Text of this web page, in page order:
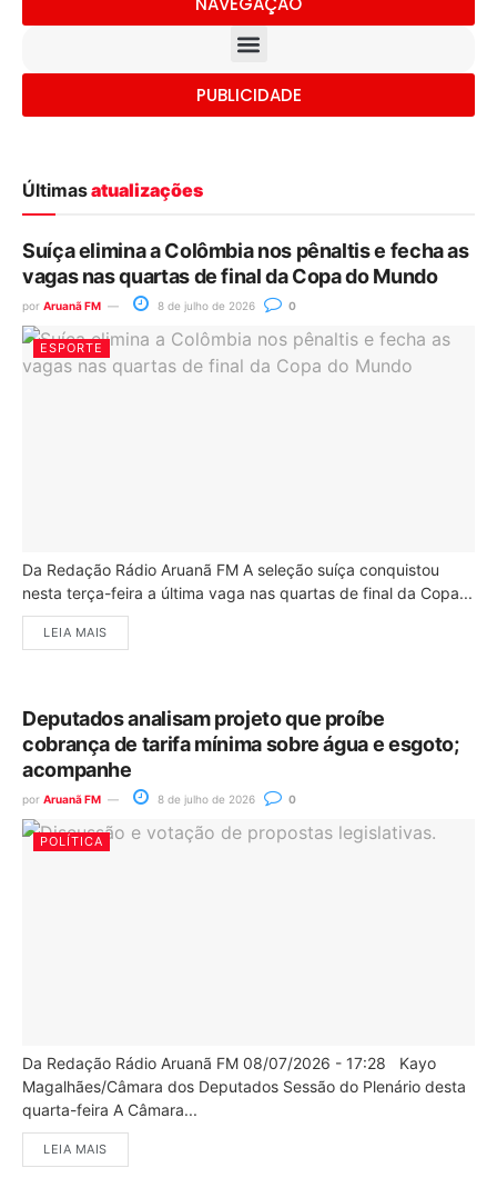
PUBLICIDADE
Últimasatualizações
Suíça elimina a Colômbia nos pênaltis e fecha as
vagas nas quartas de final da Copa do Mundo
por Aruanã FM 8 de julho de 2026 0
ESPORTE
Da Redação Rádio Aruanã FM A seleção suíça conquistou
nesta terça-feira a última vaga nas quartas de final da Copa...
LEIA MAIS
Deputados analisam projeto que proíbe
cobrança de tarifa mínima sobre água e esgoto;
acompanhe
por Aruanã FM 8 de julho de 2026 0
POLÍTICA
Da Redação Rádio Aruanã FM 08/07/2026 - 17:28 Kayo
Magalhães/Câmara dos Deputados Sessão do Plenário desta
quarta-feira A Câmara...
LEIA MAIS